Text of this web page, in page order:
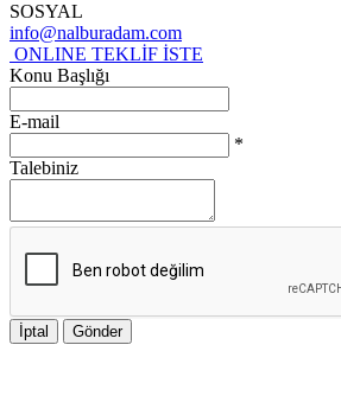
SOSYAL
info@nalburadam.com
ONLINE TEKLİF İSTE
Konu Başlığı
E-mail
*
Talebiniz
İptal Gönder